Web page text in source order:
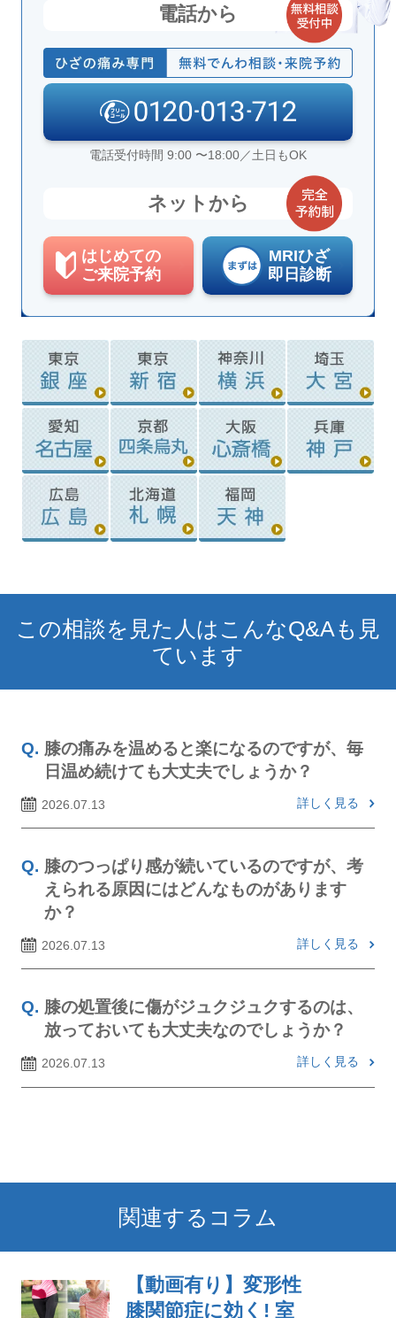
電話から
電話受付時間 9:00 〜18:00／土日もOK
ネットから
はじめての
ご来院予約
MRIひざ
即日診断
この相談を見た人はこんなQ&Aも見
ています
膝の痛みを温めると楽になるのですが、毎
日温め続けても大丈夫でしょうか？
2026.07.13 詳しく見る
膝のつっぱり感が続いているのですが、考
えられる原因にはどんなものがあります
か？
2026.07.13 詳しく見る
膝の処置後に傷がジュクジュクするのは、
放っておいても大丈夫なのでしょうか？
2026.07.13 詳しく見る
関連するコラム
【動画有り】変形性
膝関節症に効く! 室